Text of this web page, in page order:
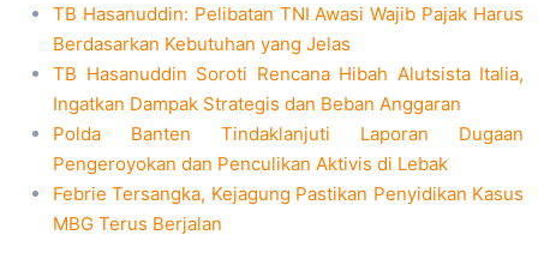
TB Hasanuddin: Pelibatan TNI Awasi Wajib Pajak Harus
Berdasarkan Kebutuhan yang Jelas
TB Hasanuddin Soroti Rencana Hibah Alutsista Italia,
Ingatkan Dampak Strategis dan Beban Anggaran
Polda Banten Tindaklanjuti Laporan Dugaan
Pengeroyokan dan Penculikan Aktivis di Lebak
Febrie Tersangka, Kejagung Pastikan Penyidikan Kasus
MBG Terus Berjalan